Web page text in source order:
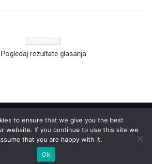
Pogledaj rezultate glasanja
- © - Ozon Media Sremska Mitrovica
to ensure that we give you the best
website. If you continue to use this site we
that you are happy with it.
Ok